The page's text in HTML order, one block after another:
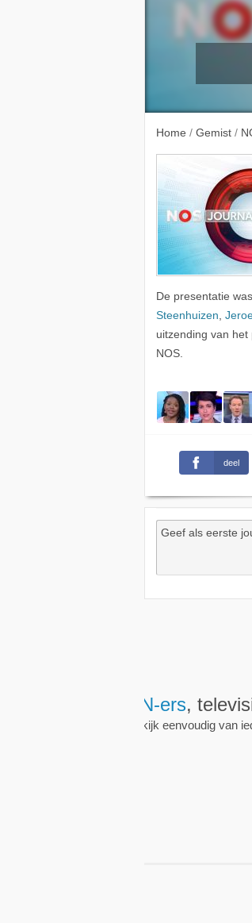
Home / Gemist /
De presentatie
Steenhuizen
uitzending van
NOS.
deel